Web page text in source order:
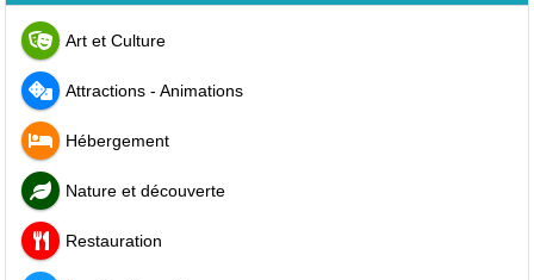
Art et Culture
Attractions - Animations
Hébergement
Nature et découverte
Restauration